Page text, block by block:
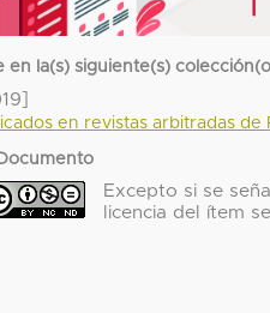
en la(s) siguiente(s)
en revistas arbitradas de
Excepto si se
licencia del ítem